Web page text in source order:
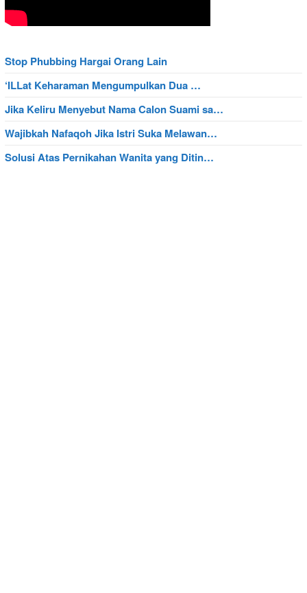
Stop Phubbing Hargai Orang Lain
‘ILLat Keharaman Mengumpulkan Dua …
Jika Keliru Menyebut Nama Calon Suami sa…
Wajibkah Nafaqoh Jika Istri Suka Melawan…
Solusi Atas Pernikahan Wanita yang Ditin…